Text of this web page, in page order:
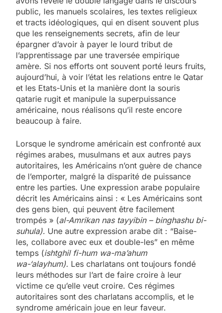
public, les manuels scolaires, les textes religieux
et tracts idéologiques, qui en disent souvent plus
que les renseignements secrets, afin de leur
épargner d’avoir à payer le lourd tribut de
l’apprentissage par une traversée empirique
amère. Si nos efforts ont souvent porté leurs fruits,
aujourd’hui, à voir l’état les relations entre le Qatar
et les Etats-Unis et la manière dont la souris
qatarie rugit et manipule la superpuissance
américaine, nous réalisons qu’il reste encore
beaucoup à faire.
Lorsque le syndrome américain est confronté aux
régimes arabes, musulmans et aux autres pays
autoritaires, les Américains n’ont guère de chance
de l’emporter, malgré la disparité de puissance
entre les parties. Une expression arabe populaire
décrit les Américains ainsi : « Les Américains sont
des gens bien, qui peuvent être facilement
trompés » (al-Amrikan nas tayyibin – binghashu bi-
suhula). Une autre expression arabe dit : “Baise-
les, collabore avec eux et double-les” en même
temps (ishtghil fi-hum wa-ma’ahum
wa-‘alayhum). Les charlatans ont toujours fondé
leurs méthodes sur l’art de faire croire à leur
victime ce qu’elle veut croire. Ces régimes
autoritaires sont des charlatans accomplis, et le
syndrome américain joue en leur faveur.